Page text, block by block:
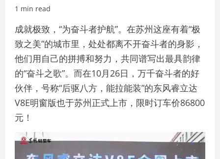
1 min read
成就极致，“为奋斗者护航”。在苏州这座有着“极
致之美”的城市里，处处都离不开奋斗者的身影，
他们用自己的拼搏和努力，共同谱写出最具韵律
的“奋斗之歌”。而在10月26日，万千奋斗者的好
伙伴，号称“后驱八方，能拉能装”的东风睿立达
V8E明窗版也于苏州正式上市，限时订车价86800
元！